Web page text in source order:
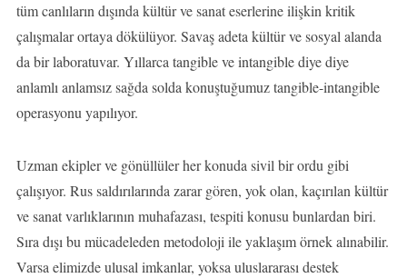
tüm canlıların dışında kültür ve sanat eserlerine ilişkin kritik
çalışmalar ortaya dökülüyor. Savaş adeta kültür ve sosyal alanda
da bir laboratuvar. Yıllarca tangible ve intangible diye diye
anlamlı anlamsız sağda solda konuştuğumuz tangible-intangible
operasyonu yapılıyor.
Uzman ekipler ve gönüllüler her konuda sivil bir ordu gibi
çalışıyor. Rus saldırılarında zarar gören, yok olan, kaçırılan kültür
ve sanat varlıklarının muhafazası, tespiti konusu bunlardan biri.
Sıra dışı bu mücadeleden metodoloji ile yaklaşım örnek alınabilir.
Varsa elimizde ulusal imkanlar, yoksa uluslararası destek